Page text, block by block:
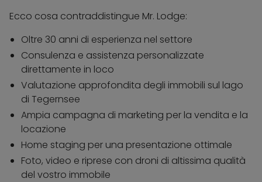
Ecco cosa contraddistingue Mr. Lodge:
Oltre 30 anni di esperienza nel settore
Consulenza e assistenza personalizzate
direttamente in loco
Valutazione approfondita degli immobili sul lago
di Tegernsee
Ampia campagna di marketing per la vendita e la
locazione
Home staging per una presentazione ottimale
Foto, video e riprese con droni di altissima qualità
del vostro immobile